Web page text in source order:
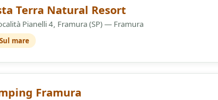
Terra Natural Resort
Pianelli 4, Framura (SP) — Framura
mare
Framura